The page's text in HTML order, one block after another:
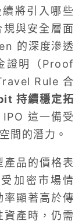
將引入哪些
與安全層面
的深度滲透
證明（Proof
Rule 合
持續穩定拓
這一備受
間的潛力。
品的價格表
加密市場情
顯著高於傳
產時，仍需